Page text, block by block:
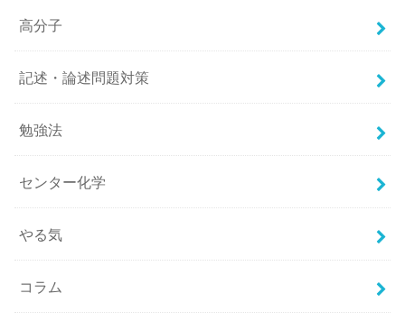
高分子
記述・論述問題対策
勉強法
センター化学
やる気
コラム